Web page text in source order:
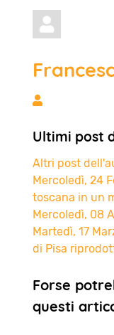
Francesco
Ultimi post
Altri post
Mercoledì, 24
toscana in un
Mercoledì, 08
Martedì, 17
di Pisa
Forse
questi